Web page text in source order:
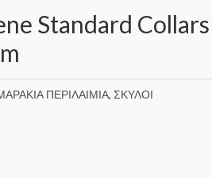
Standard
ΠΕΡΙΛΑΙΜΙΑ, ΣΚΥΛΟΙ